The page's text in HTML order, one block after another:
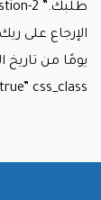
css_class=””]